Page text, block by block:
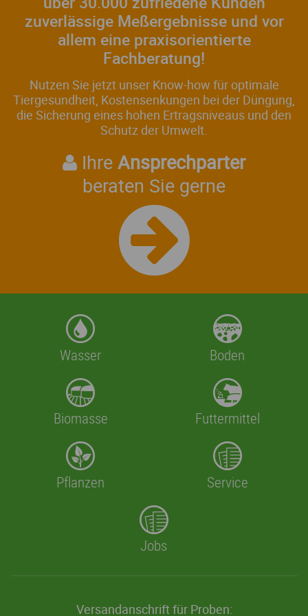
zuverlässige Meßergebnisse und vor
allem eine praxisorientierte
Fachberatung!
Nutzen Sie jetzt unser Know-how für optimale
Tiergesundheit, Kostensenkungen bei der Düngung,
die Sicherung eines hohen Ertragsniveaus und den
Schutz der Umwelt.
IhreAnsprechparter
beraten Sie gerne
Wasser Boden
Biomasse Futtermittel
Pflanzen Service
Jobs
Versandanschrift für Proben: